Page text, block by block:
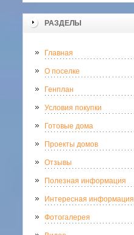
РАЗДЕЛЫ
Главная
О поселке
Генплан
Условия покупки
Готовые дома
Проекты домов
Отзывы
Полезная информация
Интересная информация
Фотогалерея